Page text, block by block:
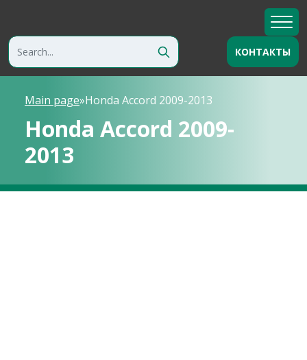
КОНТАКТЫ
Main page»Honda Accord 2009-2013
Honda Accord 2009-
2013